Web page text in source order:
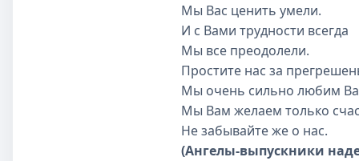
Мы Вас ценить умели.
И с Вами трудности всегда
Мы все преодолели.
Простите нас за
Мы очень сильно любим
Мы Вам желаем только
Не забывайте же о нас.
(Ангелы-выпуск­ники